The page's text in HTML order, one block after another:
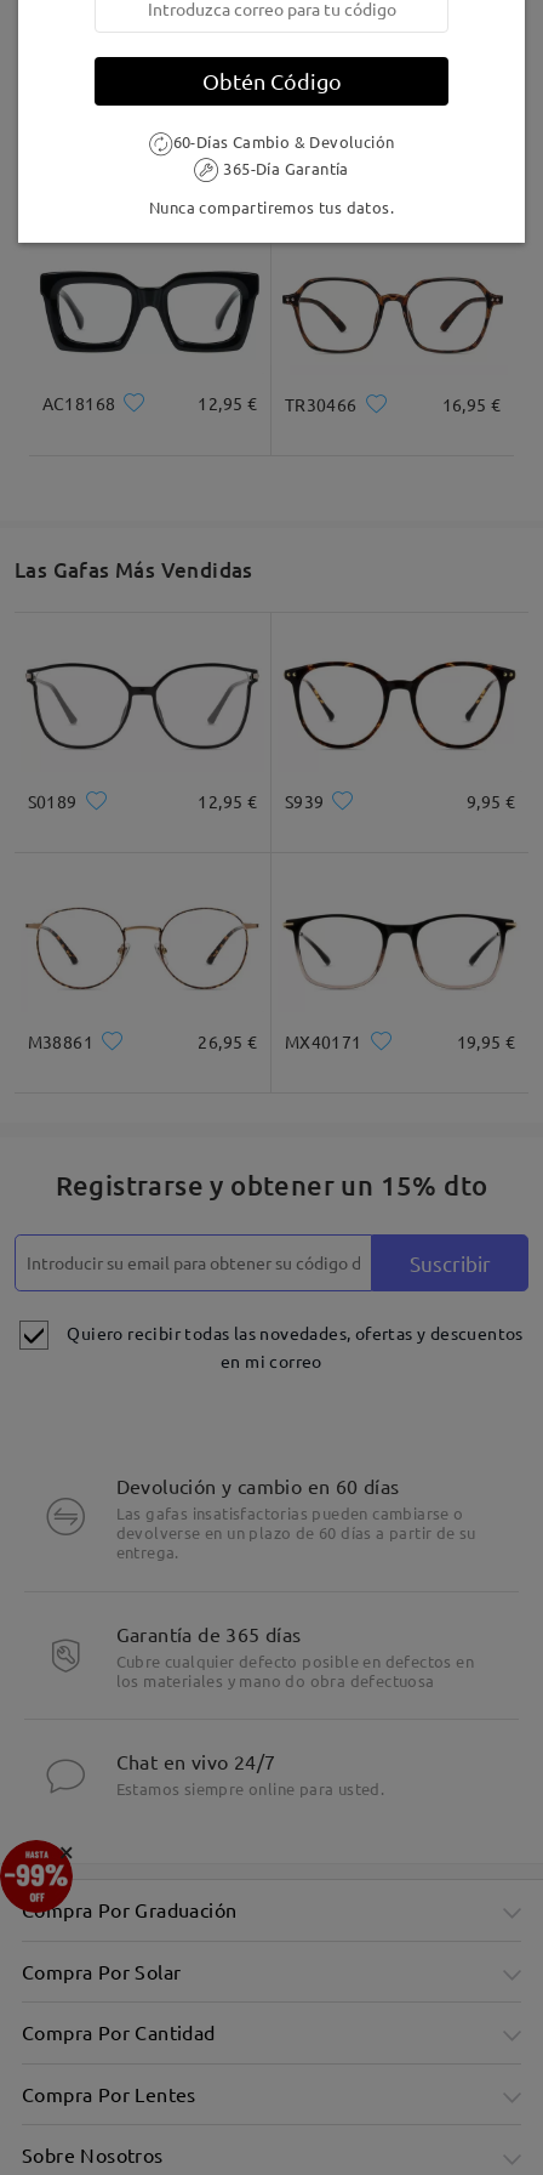
5-7 días laborales detalles
9,95 € Cathy001
AC18168 12,95 € TR30466 16,95 €
Las Gafas Más Vendidas
S0189 12,95 € S939 9,95 €
M38861 26,95 € MX40171 19,95 €
Registrarse y obtener un 15% dto
Suscribir
Quiero recibir todas las novedades, ofertas y descuentos
en mi correo
Devolución y cambio en 60 días
Las gafas insatisfactorias pueden cambiarse o
devolverse en un plazo de 60 días a partir de su
entrega.
Garantía de 365 días
Cubre cualquier defecto posible en defectos en
los materiales y mano do obra defectuosa
Chat en vivo 24/7
Estamos siempre online para usted.
Compra Por Graduación
Compra Por Solar
Compra Por Cantidad
Compra Por Lentes
Sobre Nosotros
×
Obtén Código
60-Días Cambio & Devolución
365-Día Garantía
Nunca compartiremos tus datos.